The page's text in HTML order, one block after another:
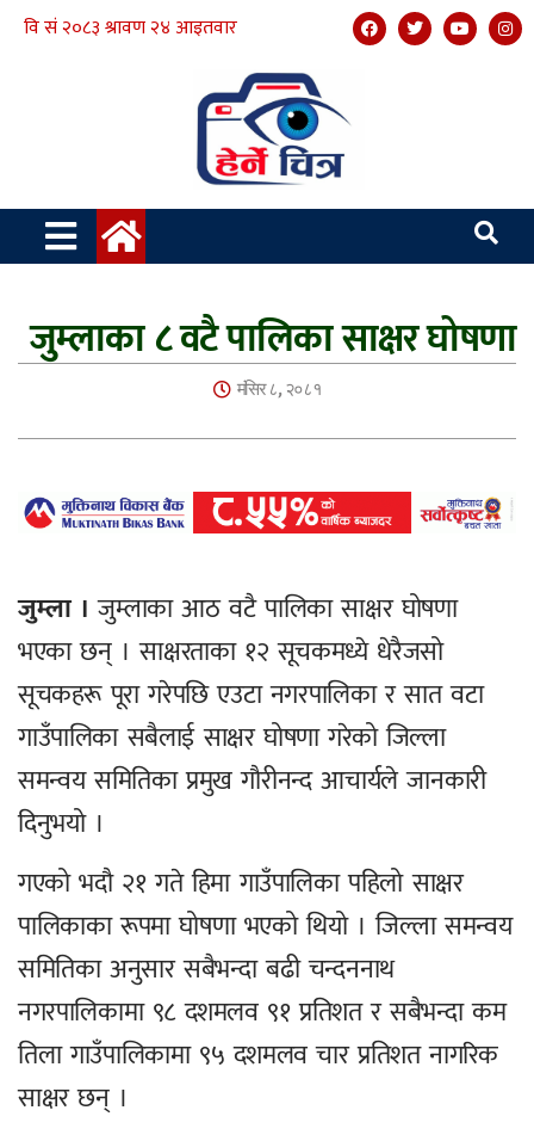
जुम्लाका ८ वटै पालिका साक्षर घोषणा
मंसिर ८, २०८१
जुम्ला । जुम्लाका आठ वटै पालिका साक्षर घोषणा
भएका छन् । साक्षरताका १२ सूचकमध्ये धेरैजसो
सूचकहरू पूरा गरेपछि एउटा नगरपालिका र सात वटा
गाउँपालिका सबैलाई साक्षर घोषणा गरेको जिल्ला
समन्वय समितिका प्रमुख गौरीनन्द आचार्यले जानकारी
दिनुभयो ।
गएको भदौ २१ गते हिमा गाउँपालिका पहिलो साक्षर
पालिकाका रूपमा घोषणा भएको थियो । जिल्ला समन्वय
समितिका अनुसार सबैभन्दा बढी चन्दननाथ
नगरपालिकामा ९८ दशमलव ९१ प्रतिशत र सबैभन्दा कम
तिला गाउँपालिकामा ९५ दशमलव चार प्रतिशत नागरिक
साक्षर छन् ।